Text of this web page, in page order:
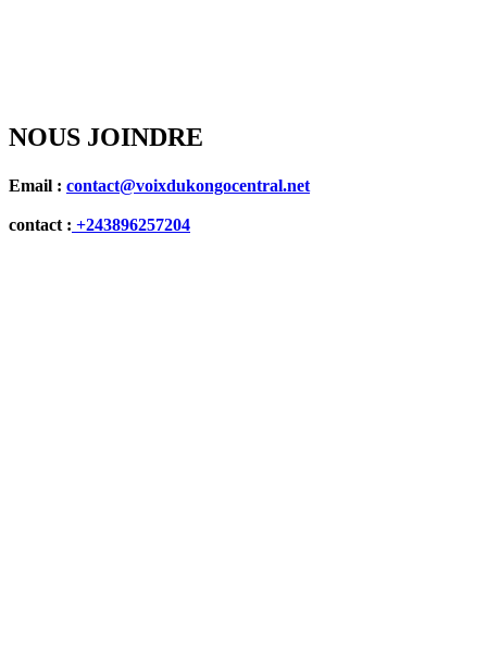
NOUS JOINDRE
Email : contact@voixdukongocentral.net
contact : +243896257204